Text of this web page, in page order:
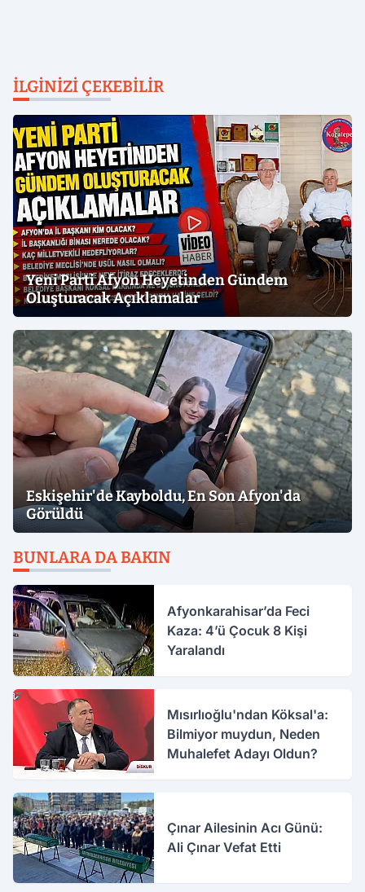
İLGINIZI ÇEKEBILIR
Yeni Parti Afyon Heyetinden Gündem
Oluşturacak Açıklamalar
Eskişehir'de Kayboldu, En Son Afyon'da
Görüldü
BUNLARA DA BAKIN
Afyonkarahisar’da Feci
Kaza: 4’ü Çocuk 8 Kişi
Yaralandı
Mısırlıoğlu'ndan Köksal'a:
Bilmiyor muydun, Neden
Muhalefet Adayı Oldun?
Çınar Ailesinin Acı Günü:
Ali Çınar Vefat Etti